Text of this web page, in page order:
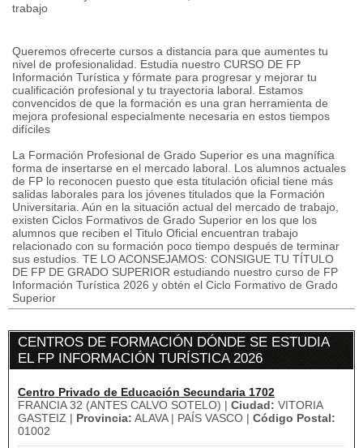
trabajo
Queremos ofrecerte cursos a distancia para que aumentes tu
nivel de profesionalidad. Estudia nuestro CURSO DE FP
Información Turística y fórmate para progresar y mejorar tu
cualificación profesional y tu trayectoria laboral. Estamos
convencidos de que la formación es una gran herramienta de
mejora profesional especialmente necesaria en estos tiempos
difíciles
La Formación Profesional de Grado Superior es una magnífica
forma de insertarse en el mercado laboral. Los alumnos actuales
de FP lo reconocen puesto que esta titulación oficial tiene más
salidas laborales para los jóvenes titulados que la Formación
Universitaria. Aún en la situación actual del mercado de trabajo,
existen Ciclos Formativos de Grado Superior en los que los
alumnos que reciben el Titulo Oficial encuentran trabajo
relacionado con su formación poco tiempo después de terminar
sus estudios. TE LO ACONSEJAMOS: CONSIGUE TU TÍTULO
DE FP DE GRADO SUPERIOR estudiando nuestro curso de FP
Información Turística 2026 y obtén el Ciclo Formativo de Grado
Superior
CENTROS DE FORMACIÓN DÓNDE SE ESTUDIA
EL FP INFORMACIÓN TURÍSTICA 2026
Centro Privado de Educación Secundaria 1702
FRANCIA 32 (ANTES CALVO SOTELO) | Ciudad: VITORIA
GASTEIZ | Provincia: ALAVA | PAÍS VASCO | Código Postal:
01002